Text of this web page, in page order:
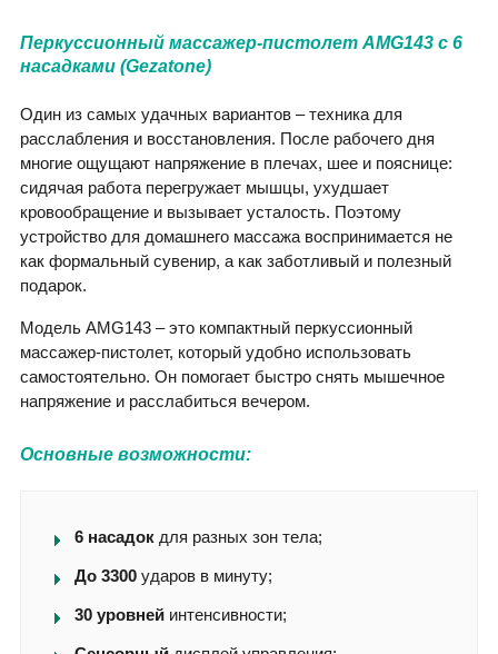
Перкуссионный массажер-пистолет AMG143 с 6
насадками (Gezatone)
Один из самых удачных вариантов – техника для
расслабления и восстановления. После рабочего дня
многие ощущают напряжение в плечах, шее и пояснице:
сидячая работа перегружает мышцы, ухудшает
кровообращение и вызывает усталость. Поэтому
устройство для домашнего массажа воспринимается не
как формальный сувенир, а как заботливый и полезный
подарок.
Модель AMG143 – это компактный перкуссионный
массажер-пистолет, который удобно использовать
самостоятельно. Он помогает быстро снять мышечное
напряжение и расслабиться вечером.
Основные возможности:
6 насадок для разных зон тела;
До 3300 ударов в минуту;
30 уровней интенсивности;